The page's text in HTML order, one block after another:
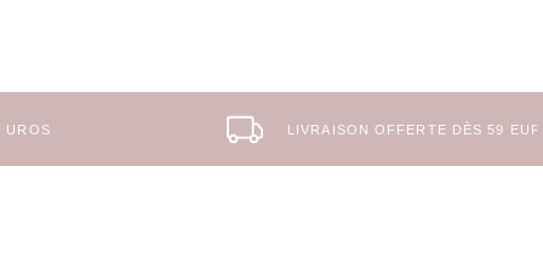
LIVRAISON OFFERTE DÈS 59 EUROS